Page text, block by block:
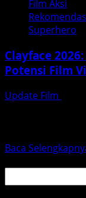
Film Aksi
Superhero
Clayface
Potensi Film
Update Film
Baca